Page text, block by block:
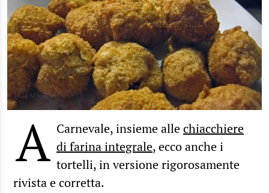
A Carnevale, insieme allechiacchiere
di farina integrale, ecco anche i
tortelli, in versione rigorosamente
rivista e corretta.